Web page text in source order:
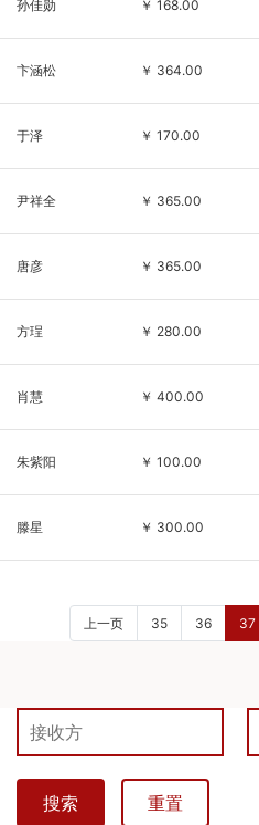
孙佳勋 ￥ 168.00
卞涵松 ￥ 364.00
于泽 ￥ 170.00
尹祥全 ￥ 365.00
唐彦 ￥ 365.00
方珵 ￥ 280.00
肖慧 ￥ 400.00
朱紫阳 ￥ 100.00
滕星 ￥ 300.00
上一页 35 36 37
搜索 重置